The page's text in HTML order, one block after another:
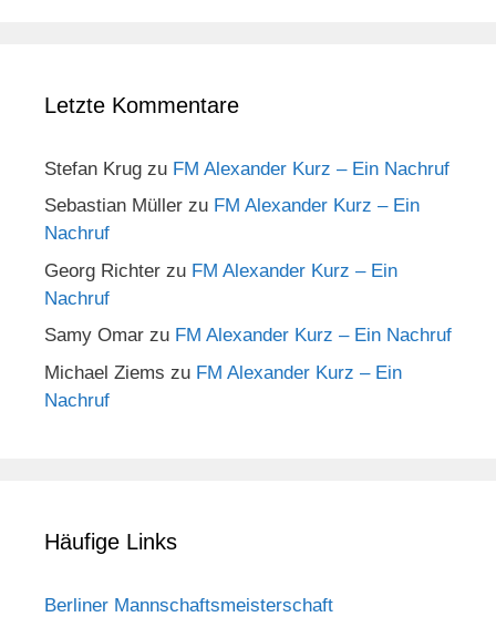
Letzte Kommentare
Stefan Krug zu FM Alexander Kurz – Ein Nachruf
Sebastian Müller zu FM Alexander Kurz – Ein
Nachruf
Georg Richter zu FM Alexander Kurz – Ein
Nachruf
Samy Omar zu FM Alexander Kurz – Ein Nachruf
Michael Ziems zu FM Alexander Kurz – Ein
Nachruf
Häufige Links
Berliner Mannschaftsmeisterschaft